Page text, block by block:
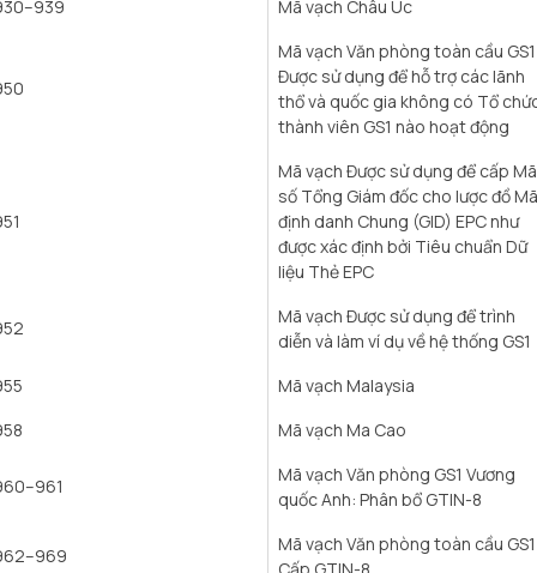
Mã vạch Châu Úc
Mã vạch Văn phòng toàn cầu
Được sử dụng để hỗ trợ các lãnh
thổ và quốc gia không có Tổ
thành viên GS1 nào hoạt động
Mã vạch Được sử dụng để cấp Mã
số Tổng Giám đốc cho lược đồ Mã
định danh Chung (GID) EPC như
được xác định bởi Tiêu chuẩn Dữ
liệu Thẻ EPC
Mã vạch Được sử dụng để trình
diễn và làm ví dụ về hệ thống GS1
Mã vạch Malaysia
Mã vạch Ma Cao
Mã vạch Văn phòng GS1 Vương
quốc Anh: Phân bổ GTIN-8
Mã vạch Văn phòng toàn cầu